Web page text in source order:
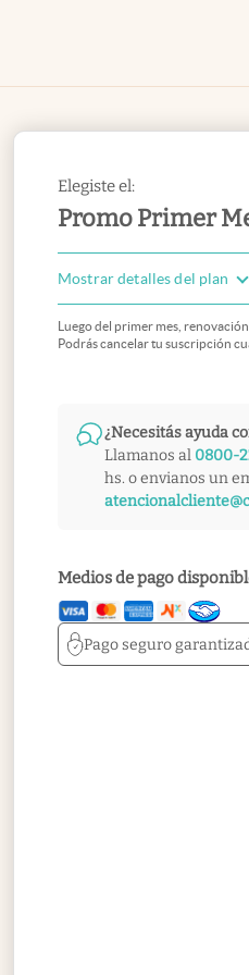
Elegiste el:
Promo Primer
Mostrar detalles del plan
Luego del primer mes,
Podrás cancelar tu suscripción
¿Necesitás ayuda
Llamanos al 0800-
hs. o envianos un
Medios de pago
Pago seguro